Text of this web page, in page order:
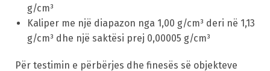
g/cm³
Kaliper me një diapazon nga 1,00 g/cm³ deri në 1,13
g/cm³ dhe një saktësi prej 0,00005 g/cm³
Për testimin e përbërjes dhe finesës së objekteve